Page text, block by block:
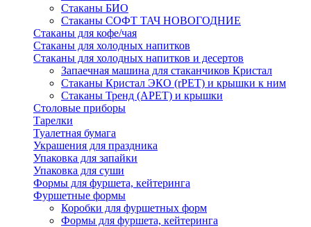
Стаканы БИО
Стаканы СОФТ ТАЧ НОВОГОДНИЕ
Стаканы для кофе/чая
Стаканы для холодных напитков
Стаканы для холодных напитков и десертов
Запаечная машина для стаканчиков Кристал
Стаканы Кристал ЭКО (rPET) и крышки к ним
Стаканы Тренд (APET) и крышки
Столовые приборы
Тарелки
Туалетная бумага
Украшения для праздника
Упаковка для запайки
Упаковка для суши
Формы для фуршета, кейтеринга
Фуршетные формы
Коробки для фуршетных форм
Формы для фуршета, кейтеринга